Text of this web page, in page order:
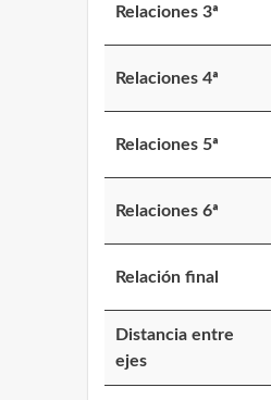
Relaciones 3ª
Relaciones 4ª
Relaciones 5ª
Relaciones 6ª
Relación final
Distancia entre
ejes